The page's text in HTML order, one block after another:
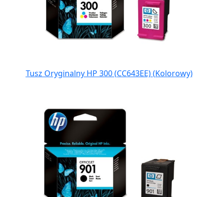
Tusz Oryginalny HP 300 (CC643EE) (Kolorowy)